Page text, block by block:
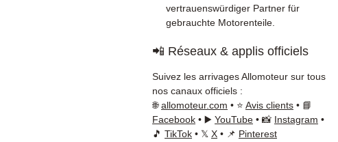
vertrauenswürdiger Partner für
gebrauchte Motorenteile.
📲 Réseaux & applis officiels
Suivez les arrivages Allomoteur sur tous
nos canaux officiels :
🌐allomoteur.com • ⭐ Avis clients • 📘
Facebook • ▶️ YouTube • 📸 Instagram •
🎵 TikTok • 𝕏 X • 📌 Pinterest